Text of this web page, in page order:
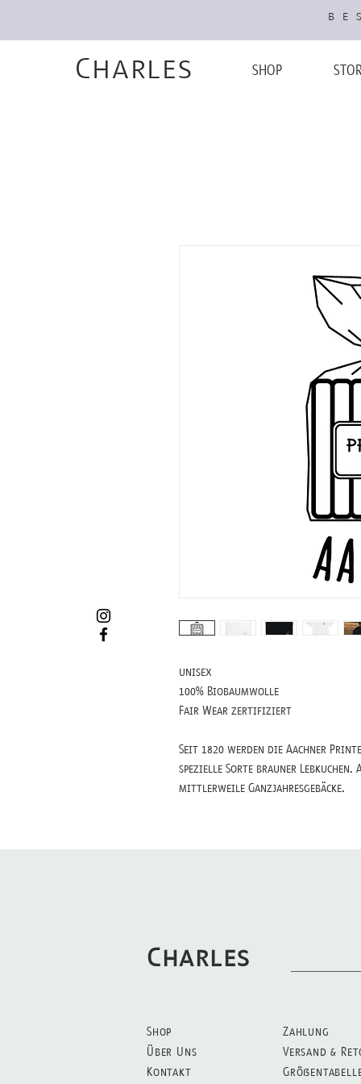
Charles SHOP
unisex
100% Biobaumwolle
Fair Wear zertifiziert
Seit 1820 werden die Aachner
spezielle Sorte brauner
mittlerweile Ganzjahresgebäcke.
Charles
Shop
Über Uns
Kontakt
Zahlung
Versand &